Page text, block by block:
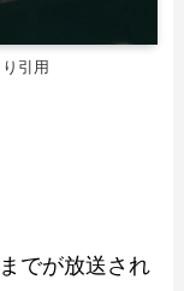
引用
でが放送され